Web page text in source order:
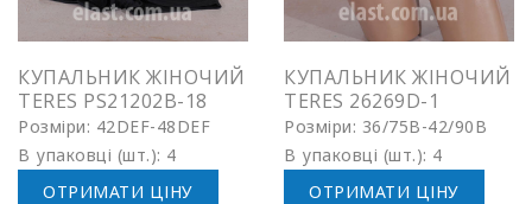
КУПАЛЬНИК ЖІНОЧИЙ
TERES PS21202B-18
Розміри: 42DEF-48DEF
В упаковці (шт.): 4
ОТРИМАТИ ЦІНУ
КУПАЛЬНИК ЖІНОЧИЙ
TERES 26269D-1
Розміри: 36/75B-42/90B
В упаковці (шт.): 4
ОТРИМАТИ ЦІНУ